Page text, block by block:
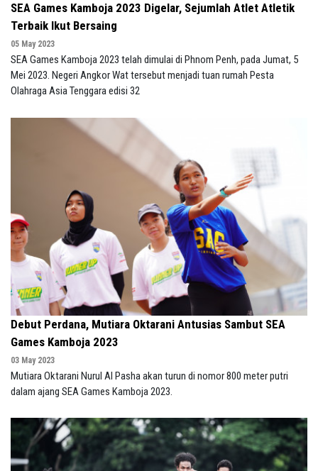
SEA Games Kamboja 2023 Digelar, Sejumlah Atlet Atletik
Terbaik Ikut Bersaing
05 May 2023
SEA Games Kamboja 2023 telah dimulai di Phnom Penh, pada Jumat, 5
Mei 2023. Negeri Angkor Wat tersebut menjadi tuan rumah Pesta
Olahraga Asia Tenggara edisi 32
Debut Perdana, Mutiara Oktarani Antusias Sambut SEA
Games Kamboja 2023
03 May 2023
Mutiara Oktarani Nurul Al Pasha akan turun di nomor 800 meter putri
dalam ajang SEA Games Kamboja 2023.